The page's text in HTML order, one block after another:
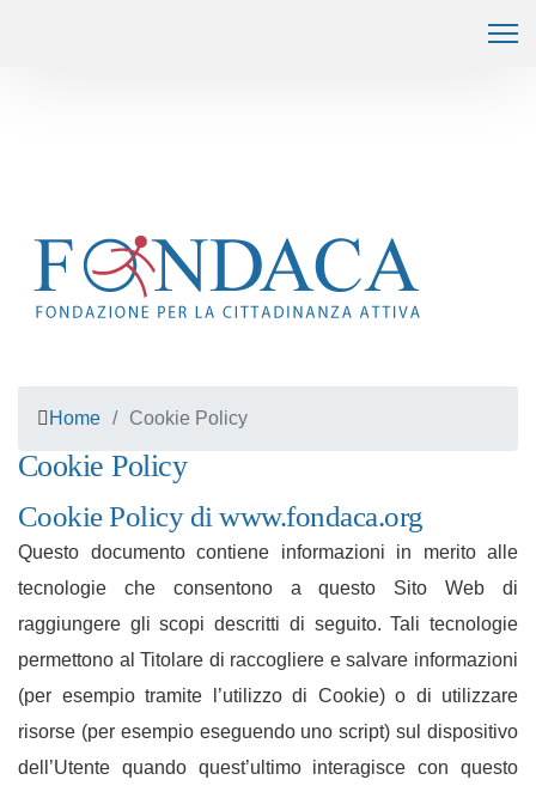
Home Cookie Policy
Cookie Policy
Cookie Policy di www.fondaca.org
Questo documento contiene informazioni in merito alle
tecnologie che consentono a questo Sito Web di
raggiungere gli scopi descritti di seguito. Tali tecnologie
permettono al Titolare di raccogliere e salvare informazioni
(per esempio tramite l’utilizzo di Cookie) o di utilizzare
risorse (per esempio eseguendo uno script) sul dispositivo
dell’Utente quando quest’ultimo interagisce con questo